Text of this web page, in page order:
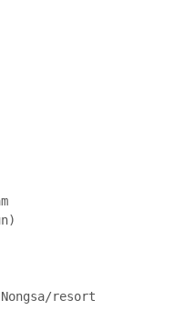
resort